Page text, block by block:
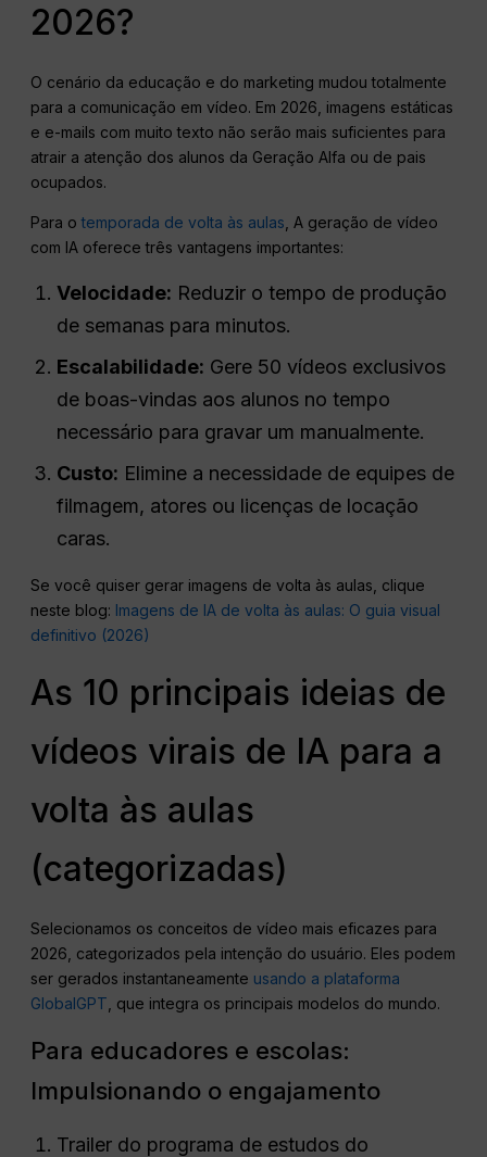
2026?
O cenário da educação e do marketing mudou totalmente
para a comunicação em vídeo. Em 2026, imagens estáticas
e e-mails com muito texto não serão mais suficientes para
atrair a atenção dos alunos da Geração Alfa ou de pais
ocupados.
Para otemporada de volta às aulas, A geração de vídeo
com IA oferece três vantagens importantes:
Velocidade: Reduzir o tempo de produção
de semanas para minutos.
Escalabilidade: Gere 50 vídeos exclusivos
de boas-vindas aos alunos no tempo
necessário para gravar um manualmente.
Custo: Elimine a necessidade de equipes de
filmagem, atores ou licenças de locação
caras.
Se você quiser gerar imagens de volta às aulas, clique
neste blog: Imagens de IA de volta às aulas: O guia visual
definitivo (2026)
As 10 principais ideias de
vídeos virais de IA para a
volta às aulas
(categorizadas)
Selecionamos os conceitos de vídeo mais eficazes para
2026, categorizados pela intenção do usuário. Eles podem
ser gerados instantaneamente usando a plataforma
GlobalGPT , que integra os principais modelos do mundo.
Para educadores e escolas:
Impulsionando o engajamento
Trailer do programa de estudos do